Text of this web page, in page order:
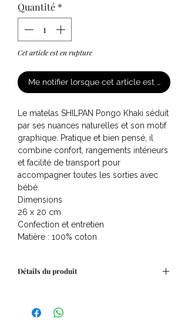
Quantité *
Cet article est en rupture
Me notifier lorsque cet article est
Le matelas SHILPAN Pongo Khaki séduit
par ses nuances naturelles et son motif
graphique. Pratique et bien pensé, il
combine confort, rangements intérieurs
et facilité de transport pour
accompagner toutes les sorties avec
bébé.
Dimensions
26 x 20 cm
Confection et entretien
Matière : 100% coton
Détails du produit
• Coton imprimé
• Matelassé